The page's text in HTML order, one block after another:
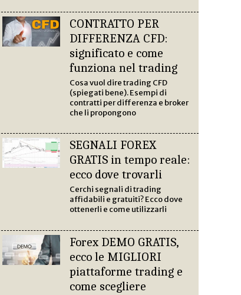
CONTRATTO PER
DIFFERENZA CFD:
significato e come
funziona nel trading
Cosa vuol dire trading CFD
(spiegati bene). Esempi di
contratti per differenza e broker
che li propongono
SEGNALI FOREX
GRATIS in tempo reale:
ecco dove trovarli
Cerchi segnali di trading
affidabili e gratuiti? Ecco dove
ottenerli e come utilizzarli
Forex DEMO GRATIS,
ecco le MIGLIORI
piattaforme trading e
come scegliere